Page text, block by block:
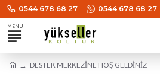
0544 678 68 27 0544 678 68 27
DESTEK MERKEZİNE HOŞ GELDİNİZ